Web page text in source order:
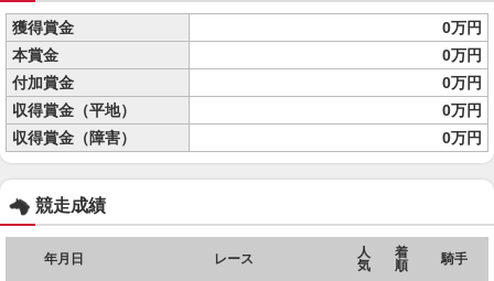
獲得賞金
0万円
本賞金
0万円
付加賞金
0万円
収得賞金（平地）
0万円
収得賞金（障害）
0万円
競走成績
年月日 レース
人
気
着
順
騎手